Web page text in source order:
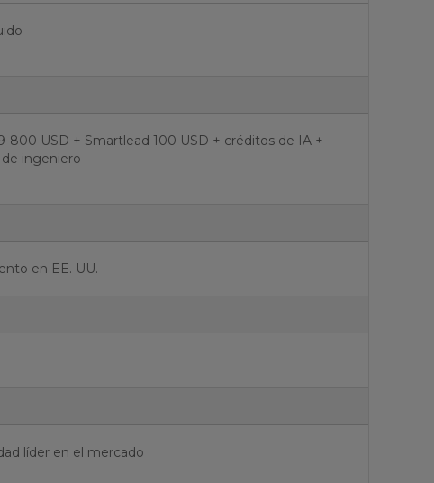
800 USD + Smartlead 100 USD + créditos de IA +
ingeniero
en EE. UU.
líder en el mercado